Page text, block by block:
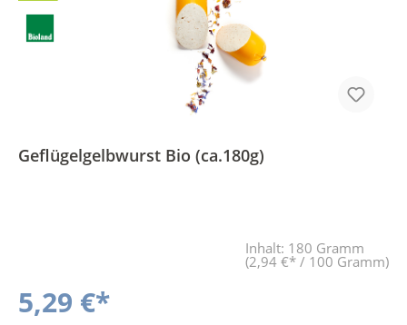
BLa
Geflügelgelbwurst Bio (ca.180g)
Inhalt: 180 Gramm
(2,94 €* / 100 Gramm)
5,29 €*